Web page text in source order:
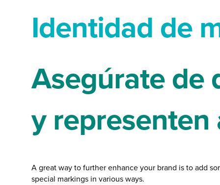
Identidad de
Asegúrate de
y representen
A great way to further enhance your brand is to add
special markings in various ways.